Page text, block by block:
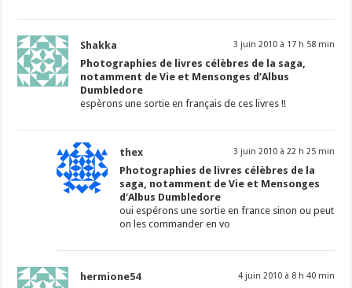
Shakka 3 juin 2010 à 17 h 58 min
Photographies de livres célèbres de la saga,
notamment de Vie et Mensonges d’Albus
Dumbledore
espèrons une sortie en français de ces livres !!
thex 3 juin 2010 à 22 h 25 min
Photographies de livres célèbres de la
saga, notamment de Vie et Mensonges
d’Albus Dumbledore
oui espérons une sortie en france sinon ou peut
on les commander en vo
hermione54 4 juin 2010 à 8 h 40 min